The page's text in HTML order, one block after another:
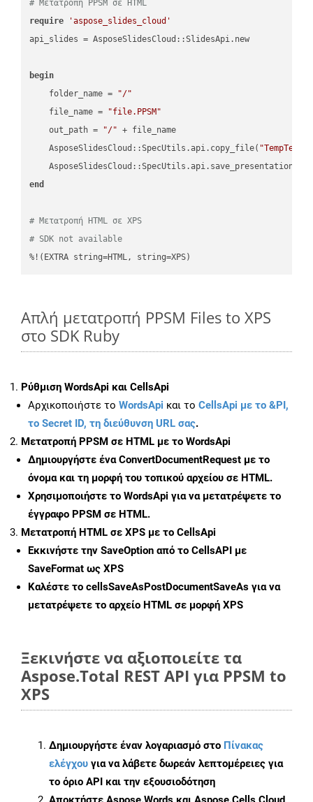
# Μετατροπή PPSM σε HTML
require
'aspose_slides_cloud'
api_slides = AsposeSlidesCloud::SlidesApi.new
begin
    folder_name =
"/"
    file_name =
"file.PPSM"
    out_path =
"/" + file_name
    AsposeSlidesCloud::SpecUtils.api.copy_file(
end
# Μετατροπή HTML σε XPS
# SDK not available
%!(EXTRA string=HTML, string=XPS)
Απλή μετατροπή PPSM Files to XPS
στο SDK Ruby
Ρύθμιση WordsApi και CellsApi
Αρχικοποιήστε το WordsApi και το CellsApi με το &PI,
το Secret ID, τη διεύθυνση URL σας.
Μετατροπή PPSM σε HTML με το WordsApi
Δημιουργήστε έναConvertDocumentRequest με το
όνομα και τη μορφή του τοπικού αρχείου σε HTML.
Χρησιμοποιήστε το WordsApi για να μετατρέψετε το
έγγραφο PPSM σε HTML.
Μετατροπή HTML σε XPS με το CellsApi
Εκκινήστε την SaveOption από το CellsAPI με
SaveFormat ως XPS
Καλέστε το cellsSaveAsPostDocumentSaveAs για να
μετατρέψετε το αρχείο HTML σε μορφή XPS
Ξεκινήστε να αξιοποιείτε τα
Aspose.Total REST API για PPSM to
XPS
Δημιουργήστε έναν λογαριασμό στο Πίνακας
ελέγχου για να λάβετε δωρεάν λεπτομέρειες για
το όριο API και την εξουσιοδότηση